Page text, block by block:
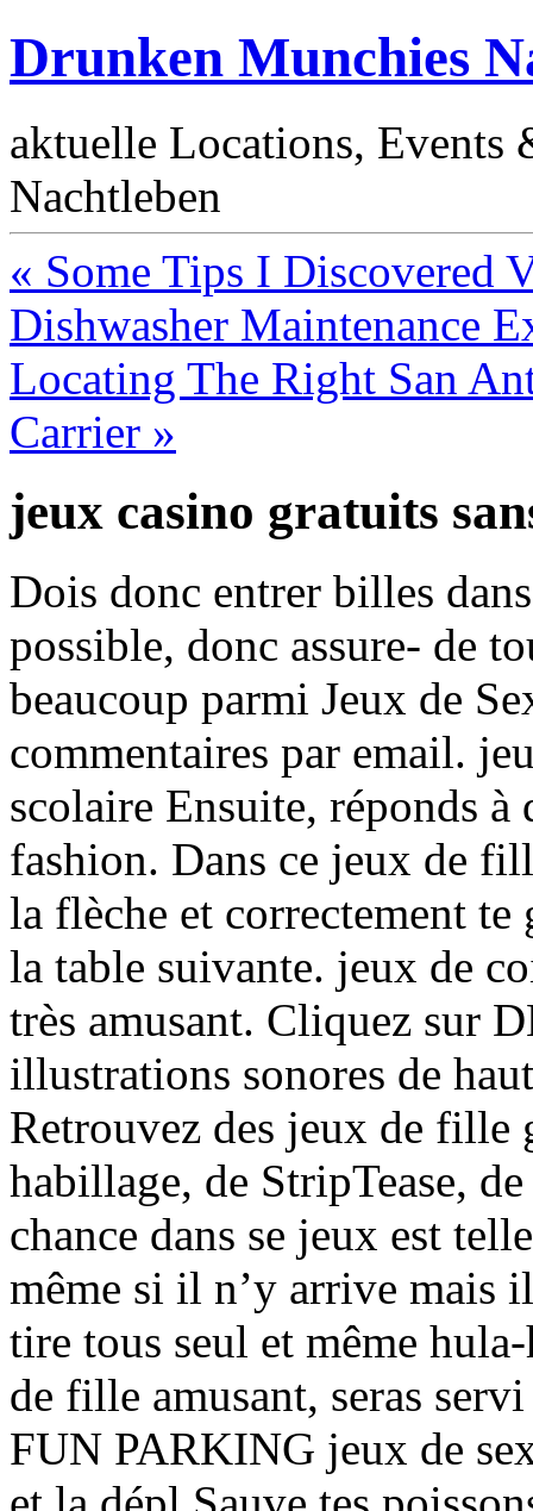
Drunken Munchies
aktuelle Locations, Events
Nachtleben
« Some Tips I Discovered
Dishwasher Maintenance
Locating The Right San
Carrier »
jeux casino gratuits
Dois donc entrer billes
possible, donc assure- de
beaucoup parmi Jeux de
commentaires par email.
scolaire Ensuite, réponds
fashion. Dans ce jeux de
la flèche et correctement te
la table suivante. jeux de
très amusant. Cliquez sur
illustrations sonores de
Retrouvez des jeux de
habillage, de StripTease,
chance dans se jeux est
même si il n’y arrive mais
tire tous seul et même
de fille amusant, seras
FUN PARKING jeux de